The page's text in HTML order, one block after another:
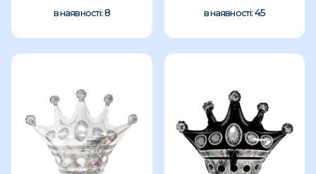
в наявності: 8 в наявності: 45